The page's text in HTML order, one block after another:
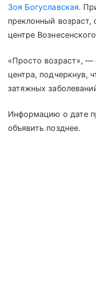
Зоя Богуславская.
преклонный
центре
«Просто возраст», —
центра, подчеркнув,
затяжных
Информацию о дате
объявить позднее.